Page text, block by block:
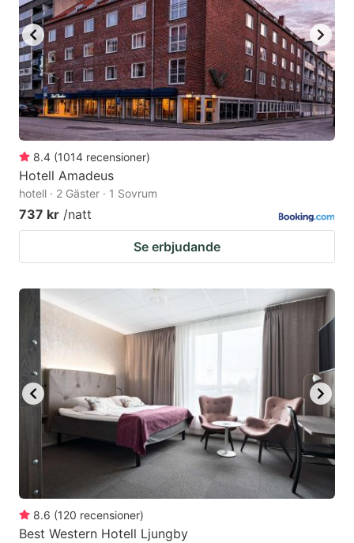
to
get
the
keyboard
shortcuts
for
changing
dates.
to
get
the
keyboard
shortcuts
for
8.4 (1014 recensioner)
Hotell Amadeus
hotell · 2 Gäster · 1 Sovrum
737 kr /natt
Se erbjudande
8.6 (120 recensioner)
Best Western Hotell Ljungby